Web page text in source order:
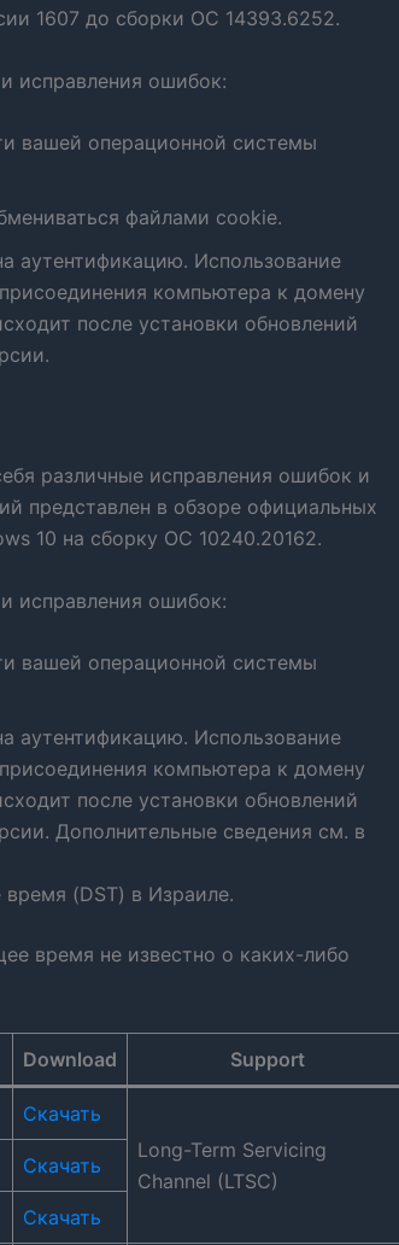
1607 до сборки ОС 14393.6252.
исправления ошибок:
вашей операционной системы
файлами cookie.
аутентификацию. Использование
компьютера к домену
после установки обновлений
различные исправления ошибок и
представлен в обзоре официальных
10 на сборку ОС 10240.20162.
исправления ошибок:
вашей операционной системы
аутентификацию. Использование
компьютера к домену
после установки обновлений
Дополнительные сведения см. в
(DST) в Израиле.
время не известно о каких-либо
Download Support
Скачать
Long-Term Servicing
Channel (LTSC)
Скачать
Скачать